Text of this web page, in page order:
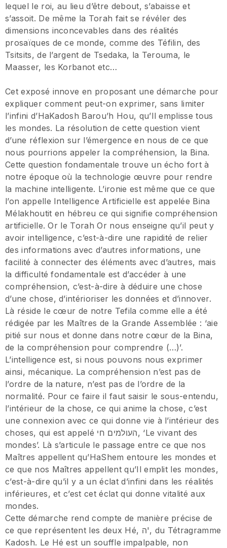
lequel le roi, au lieu d’être debout, s’abaisse et
s’assoit. De même la Torah fait se révéler des
dimensions inconcevables dans des réalités
prosaïques de ce monde, comme des Téfilin, des
Tsitsits, de l’argent de Tsedaka, la Terouma, le
Maasser, les Korbanot etc…
Cet exposé innove en proposant une démarche pour
expliquer comment peut-on exprimer, sans limiter
l’infini d’HaKadosh Barou’h Hou, qu’Il emplisse tous
les mondes. La résolution de cette question vient
d’une réflexion sur l’émergence en nous de ce que
nous pourrions appeler la compréhension, la Bina.
Cette question fondamentale trouve un écho fort à
notre époque où la technologie œuvre pour rendre
la machine intelligente. L’ironie est même que ce que
l’on appelle Intelligence Artificielle est appelée Bina
Mélakhoutit en hébreu ce qui signifie compréhension
artificielle. Or le Torah Or nous enseigne qu’il peut y
avoir intelligence, c’est-à-dire une rapidité de relier
des informations avec d’autres informations, une
facilité à connecter des éléments avec d’autres, mais
la difficulté fondamentale est d’accéder à une
compréhension, c’est-à-dire à déduire une chose
d’une chose, d’intérioriser les données et d’innover.
Là réside le cœur de notre Tefila comme elle a été
rédigée par les Maîtres de la Grande Assemblée : ‘aie
pitié sur nous et donne dans notre cœur de la Bina,
de la compréhension pour comprendre (…)’.
L’intelligence est, si nous pouvons nous exprimer
ainsi, mécanique. La compréhension n’est pas de
l’ordre de la nature, n’est pas de l’ordre de la
normalité. Pour ce faire il faut saisir le sous-entendu,
l’intérieur de la chose, ce qui anime la chose, c’est
une connexion avec ce qui donne vie à l’intérieur des
choses, qui est appelé העולמים חי, ‘Le vivant des
mondes’. Là s’articule le passage entre ce que nos
Maîtres appellent qu’HaShem entoure les mondes et
ce que nos Maîtres appellent qu’Il emplit les mondes,
c’est-à-dire qu’il y a un éclat d’infini dans les réalités
inférieures, et c’est cet éclat qui donne vitalité aux
mondes.
Cette démarche rend compte de manière précise de
ce que représentent les deux Hé, ה', du Tétragramme
Kadosh. Le Hé est un souffle impalpable, non